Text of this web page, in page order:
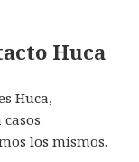
Huca
Huca,
los mismos.